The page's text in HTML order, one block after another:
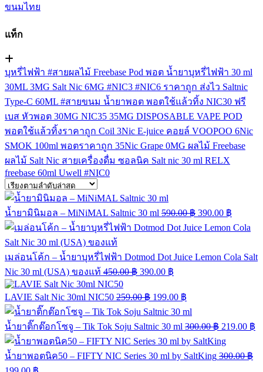
ขนมไทย
แท็ก
บุหรี่ไฟฟ้า #สายผลไม้ Freebase Pod พอต น้ำยาบุหรี่ไฟฟ้า 30 ml
30ML 3MG Salt Nic 6MG #NIC3 #NIC6 ราคาถูก ส่งไว Saltnic
Type-C 60ML #สายขนม น้ำยาพอต พอตใช้แล้วทิ้ง NIC30 ฟรี
เบส หัวพอต 30MG NIC35 35MG DISPOSABLE VAPE POD
พอตใช้แล้วทิ้งราคาถูก Coil 3Nic E-juice คอยล์ VOOPOO 6Nic
SMOK 100ml พอตราคาถูก 35Nic Grape 0MG ผลไม้ Freebase
ผลไม้ Salt Nic สายเครื่องดื่ม ซอลนิค Salt nic 30 ml RELX
freebase 60ml Uwell #NIC0
น้ำยามินิมอล – MiNiMAL Saltnic 30 ml 590.00฿ 390.00 ฿
เมล่อนโค้ก – น้ำยาบุหรี่ไฟฟ้า Dotmod Dot Juice Lemon Cola Salt
Nic 30 ml (USA) ของแท้ 450.00฿ 390.00 ฿
LAVIE Salt Nic 30ml NIC50 259.00฿ 199.00 ฿
น้ำยาติ๊กต๊อกโซจู – Tik Tok Soju Saltnic 30 ml 300.00฿ 219.00 ฿
น้ำยาพอตนิค50 – FIFTY NIC Series 30 ml by SaltKing 300.00฿